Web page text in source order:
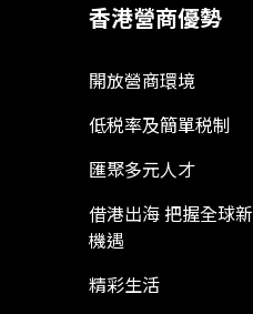
香港營商優勢
開放營商環境
低税率及簡單税制
匯聚多元人才
借港出海 把握全球新
機遇
精彩生活